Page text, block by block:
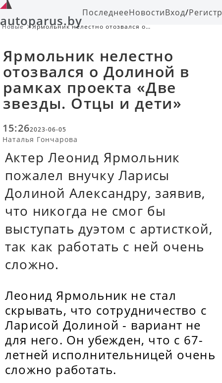
autoparus.byПоследнееНовостиВход/
Новые
Ярмольник нелестно отозвался о
Ярмольник нелестно
отозвался о Долиной в
рамках проекта «Две
звезды. Отцы и дети»
15:262023-06-05
Наталья Гончарова
Актер Леонид Ярмольник
пожалел внучку Ларисы
Долиной Александру, заявив,
что никогда не смог бы
выступать дуэтом с артисткой,
так как работать с ней очень
сложно.
Леонид Ярмольник не стал
скрывать, что сотрудничество с
Ларисой Долиной - вариант не
для него. Он убежден, что с 67-
летней исполнительницей очень
сложно работать.